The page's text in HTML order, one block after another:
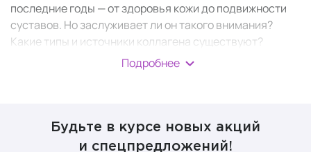
последние годы — от здоровья кожи до подвижности
суставов. Но заслуживает ли он такого внимания?
Какие типы и источники коллагена существуют?
структурный белок
упругости.
Подробнее
Будьте в курсе новых акций
и спецпредложений!